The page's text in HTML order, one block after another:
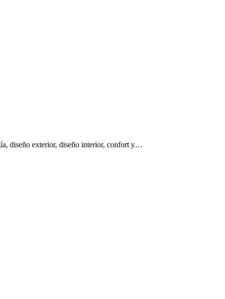
diseño exterior, diseño interior, confort y…